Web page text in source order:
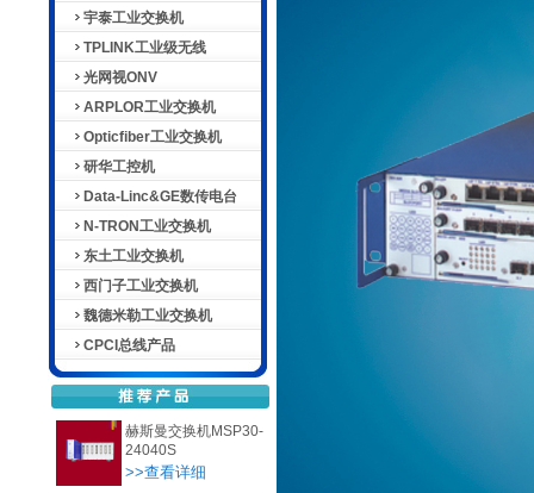
宇泰工业交换机
TPLINK工业级无线
光网视ONV
ARPLOR工业交换机
Opticfiber工业交换机
研华工控机
Data-Linc&GE数传电台
N-TRON工业交换机
东土工业交换机
西门子工业交换机
魏德米勒工业交换机
CPCI总线产品
赫斯曼交换机MSP30-
24040S
>>查看详细